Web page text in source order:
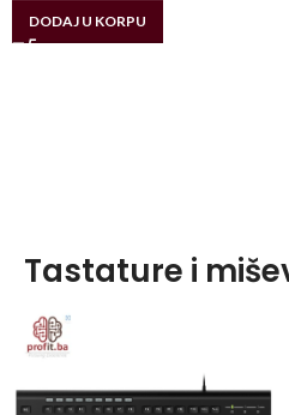
DODAJ U KORPU
Tastature i